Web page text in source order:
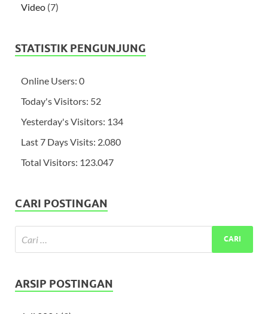
Video (7)
STATISTIK PENGUNJUNG
Online Users: 0
Today's Visitors: 52
Yesterday's Visitors: 134
Last 7 Days Visits: 2.080
Total Visitors: 123.047
CARI POSTINGAN
ARSIP POSTINGAN